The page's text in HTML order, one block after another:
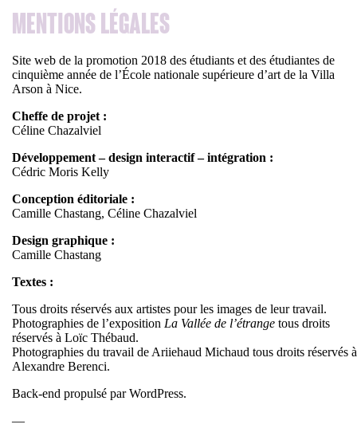
Mentions légales
Site web de la promotion 2018 des étudiants et des étudiantes de
cinquième année de l’École nationale supérieure d’art de la Villa
Arson à Nice.
Cheffe de projet :
Céline Chazalviel
Développement – design interactif – intégration :
Cédric Moris Kelly
Conception éditoriale :
Camille Chastang, Céline Chazalviel
Design graphique :
Camille Chastang
Textes :
Tous droits réservés aux artistes pour les images de leur travail.
Photographies de l’exposition La Vallée de l’étrange tous droits
réservés à Loïc Thébaud.
Photographies du travail de Ariiehaud Michaud tous droits réservés à
Alexandre Berenci.
Back-end propulsé par WordPress.
—